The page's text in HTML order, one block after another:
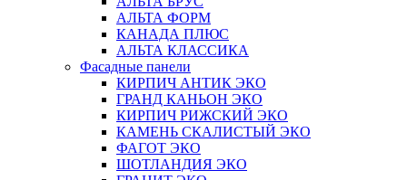
АЛЬТА ФОРМ
КАНАДА ПЛЮС
АЛЬТА КЛАССИКА
Фасадные панели
КИРПИЧ АНТИК ЭКО
ГРАНД КАНЬОН ЭКО
КИРПИЧ РИЖСКИЙ ЭКО
КАМЕНЬ СКАЛИСТЫЙ ЭКО
ФАГОТ ЭКО
ШОТЛАНДИЯ ЭКО